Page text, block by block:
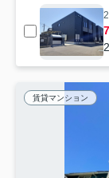
賃貸マンション